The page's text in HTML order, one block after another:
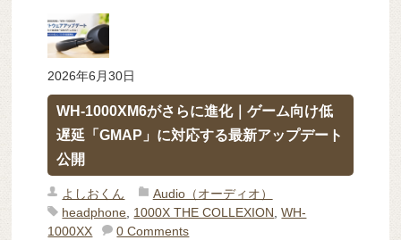
2026年6月30日
WH-1000XM6がさらに進化｜ゲーム向け低
遅延「GMAP」に対応する最新アップデート
公開
よしおくん
Audio（オーディオ）
headphone, 1000X THE COLLEXION,WH-
1000XX
0 Comments